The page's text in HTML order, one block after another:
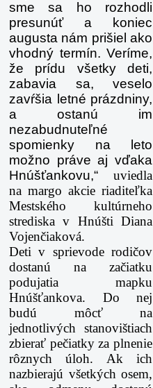
sme sa ho rozhodli
presunúť a koniec
augusta nám prišiel ako
vhodný termín. Veríme,
že prídu všetky deti,
zabavia sa, veselo
zavŕšia letné prázdniny,
a ostanú im
nezabudnuteľné
spomienky na leto
možno práve aj vďaka
Hnúšťankovu,“ uviedla
na margo akcie riaditeľka
Mestského kultúrneho
strediska v Hnúšti Diana
Vojenčiaková.
Deti v sprievode rodičov
dostanú na začiatku
podujatia mapku
Hnúšťankova. Do nej
budú môcť na
jednotlivých stanovištiach
zbierať pečiatky za plnenie
rôznych úloh. Ak ich
nazbierajú všetkých osem,